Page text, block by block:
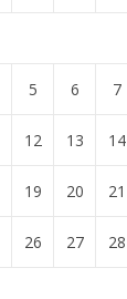
5 6 7
12 13 14
19 20 21
26 27 28